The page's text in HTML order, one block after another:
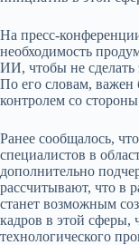
На пресс-
необходимость
ИИ, чтобы не
По его словам, важен
контролем со стороны
Ранее сообщалось,
специалистов в
дополнительно
рассчитывают, что в
станет возможным
кадров в этой сферы,
технологического